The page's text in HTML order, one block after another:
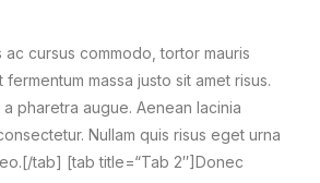
cursus commodo, tortor mauris
massa justo sit amet risus.
pharetra augue. Aenean lacinia
Nullam quis risus eget urna
tab] [tab title=“Tab 2″]Donec